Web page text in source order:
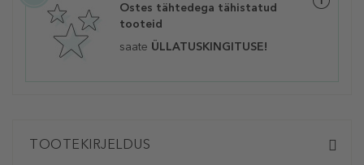
Ostes tähtedega tähistatud
tooteid
saate ÜLLATUSKINGITUSE!
TOOTEKIRJELDUS